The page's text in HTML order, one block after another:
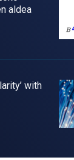
aldea
with